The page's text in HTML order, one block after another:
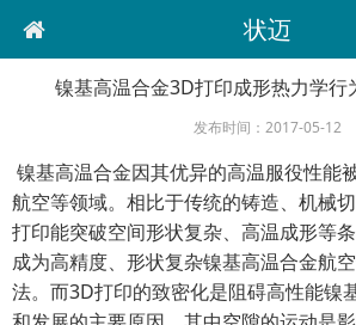
状迈
镍基高温合金3D打印成形热力学行
发布时间：2017-05-12
镍基高温合金因其优异的高温服役性能
航空等领域。相比于传统的铸造、机械
打印能突破空间形状复杂、高温成形等
成为高精度、形状复杂镍基高温合金航
法。而3D打印的致密化是阻碍高性能镍